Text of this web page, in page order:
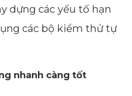
dựng các yếu tố hạn
các bộ kiểm thử tự
nhanh càng tốt